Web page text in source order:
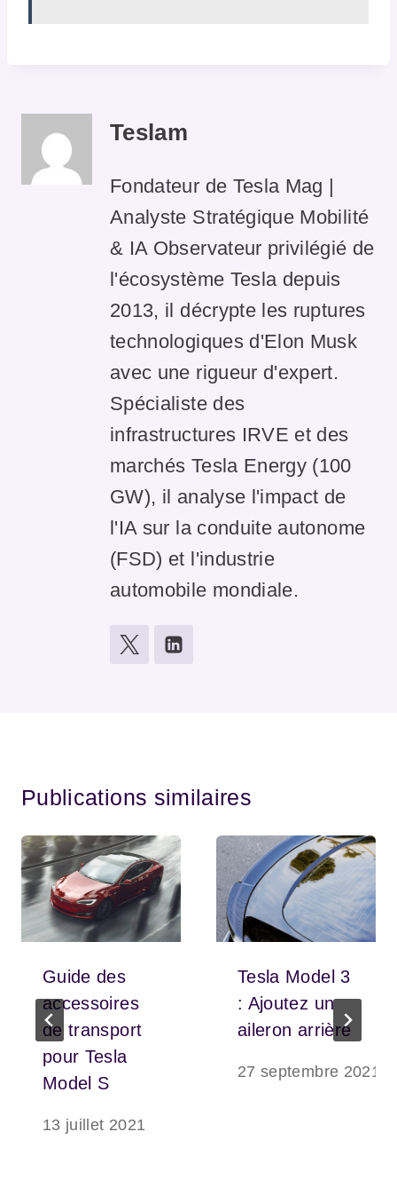
Teslam
Fondateur de Tesla Mag |
Analyste Stratégique Mobilité
& IA Observateur privilégié de
l'écosystème Tesla depuis
2013, il décrypte les ruptures
technologiques d'Elon Musk
avec une rigueur d'expert.
Spécialiste des
infrastructures IRVE et des
marchés Tesla Energy (100
GW), il analyse l'impact de
l'IA sur la conduite autonome
(FSD) et l'industrie
automobile mondiale.
Publications similaires
Guide des
accessoires
de transport
pour Tesla
Model S
13 juillet 2021
Tesla Model 3
: Ajoutez un
aileron arrière
27 septembre 2021